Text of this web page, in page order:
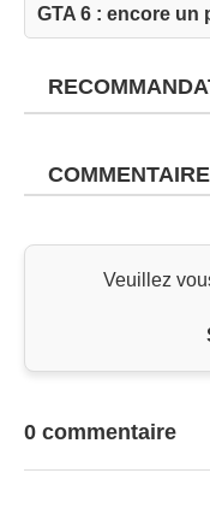
Veuillez
0 commentaire